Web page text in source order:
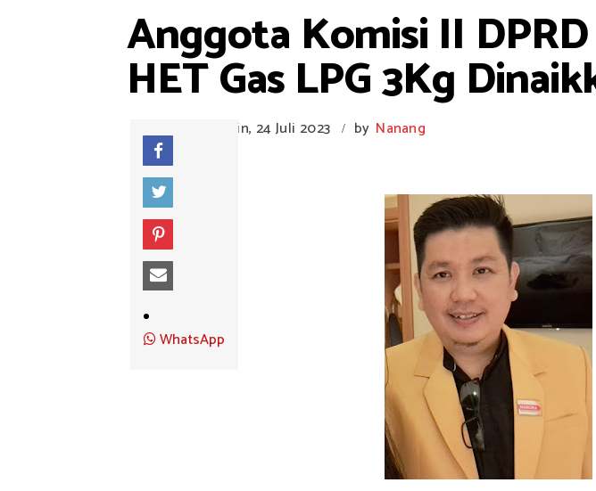
Anggota Komisi II
HET Gas LPG 3Kg
Senin, 24 Juli 2023 / by Nanang
WhatsApp